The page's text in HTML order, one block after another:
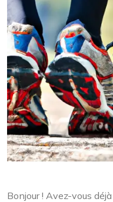
Bonjour ! Avez-vous